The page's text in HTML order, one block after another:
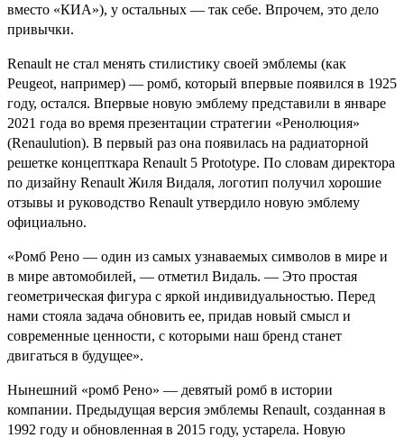
вместо «КИА»), у остальных — так себе. Впрочем, это дело
привычки.
Renault не стал менять стилистику своей эмблемы (как
Peugeot, например) — ромб, который впервые появился в 1925
году, остался. Впервые новую эмблему представили в январе
2021 года во время презентации стратегии «Ренолюция»
(Renaulution). В первый раз она появилась на радиаторной
решетке концепткара Renault 5 Prototype. По словам директора
по дизайну Renault Жиля Видаля, логотип получил хорошие
отзывы и руководство Renault утвердило новую эмблему
официально.
«Ромб Рено — один из самых узнаваемых символов в мире и
в мире автомобилей, — отметил Видаль. — Это простая
геометрическая фигура с яркой индивидуальностью. Перед
нами стояла задача обновить ее, придав новый смысл и
современные ценности, с которыми наш бренд станет
двигаться в будущее».
Нынешний «ромб Рено» — девятый ромб в истории
компании. Предыдущая версия эмблемы Renault, созданная в
1992 году и обновленная в 2015 году, устарела. Новую